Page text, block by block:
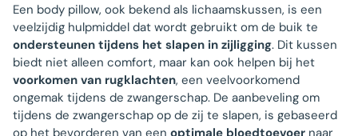
Een body pillow, ook bekend als lichaamskussen, is een
veelzijdig hulpmiddel dat wordt gebruikt om de buik te
ondersteunen tijdens het slapen in zijligging. Dit kussen
biedt niet alleen comfort, maar kan ook helpen bij het
voorkomen van rugklachten, een veelvoorkomend
ongemak tijdens de zwangerschap. De aanbeveling om
tijdens de zwangerschap op de zij te slapen, is gebaseerd
op het bevorderen van een optimale bloedtoevoer naar